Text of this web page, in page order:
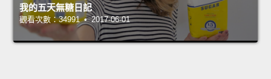
我的五天無糖日記
觀看次數：34991 • 2017-06-01